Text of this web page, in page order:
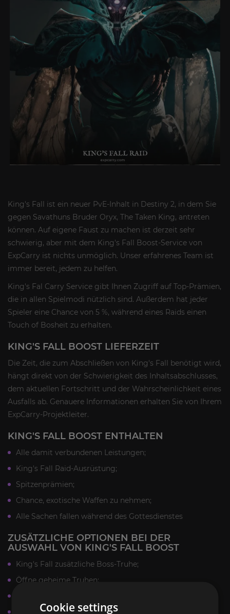
King's Fall ist ein neuer PvE-Inhalt in Destiny 2, in dem Sie
gegen Savathuns Bruder Oryx, The Taken King, antreten
können. Auf eigene Faust zu machen ist derzeit sehr
schwierig, aber mit dem King's Fall Boost-Service von
ExpCarry ist nichts unmöglich. Unser erfahrenes Team ist
immer bereit, jedem zu helfen.
King's Fal Carry Service gibt Ihnen Zugriff auf Top-Prämien,
die in allen Spielmodi nützlich sind. Außerdem hat jeder
Spieler eine Chance von 5 %, während eines Raids einen
Touch of Bosheit zu erhalten.
KING'S FALL BOOST LIEFERZEIT
Die Zeit, die zum Abschließen von King's Fall benötigt wird,
hängt direkt von der Schwierigkeit des Inhaltsabschlusses,
dem aktuellen Fortschritt und der Wahrscheinlichkeit eines
Ausfalls ab. Genauere Informationen erhalten Sie von Ihrem
ExpCarry-Projektleiter.
KING'S FALL BOOST ENTHALTEN
Alle damit verbundenen Leistungen;
King's Fall Raid-Ausrüstung;
Spitzenprämien;
Chance, exotische Waffen zu nehmen;
Alle Sachen fallen während des Gottesdienstes
ZUSÄTZLICHE OPTIONEN BEI DER
AUSWAHL VON KING'S FALL BOOST
King's Fall zusätzliche Boss-Truhe;
Öffne geheime Truhen;
Vollständiges Raid-Rüstungsset;
Cookie settings